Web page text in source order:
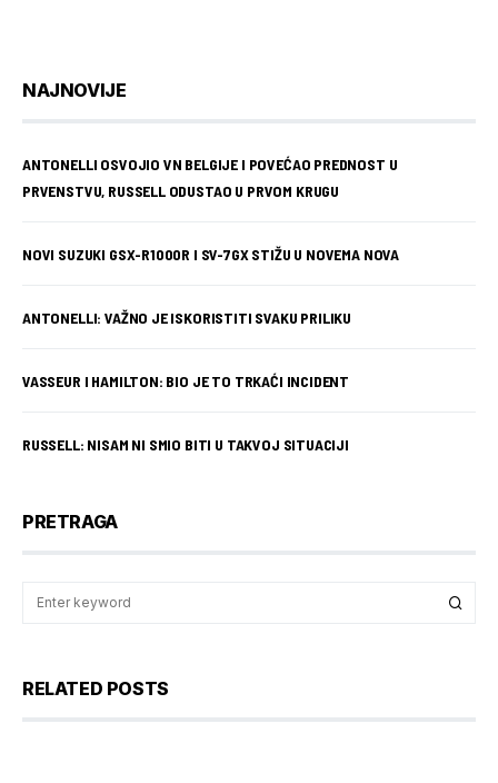
NAJNOVIJE
ANTONELLI OSVOJIO VN BELGIJE I POVEĆAO PREDNOST U
PRVENSTVU, RUSSELL ODUSTAO U PRVOM KRUGU
NOVI SUZUKI GSX-R1000R I SV-7GX STIŽU U NOVEMA NOVA
ANTONELLI: VAŽNO JE ISKORISTITI SVAKU PRILIKU
VASSEUR I HAMILTON: BIO JE TO TRKAĆI INCIDENT
RUSSELL: NISAM NI SMIO BITI U TAKVOJ SITUACIJI
PRETRAGA
RELATED POSTS